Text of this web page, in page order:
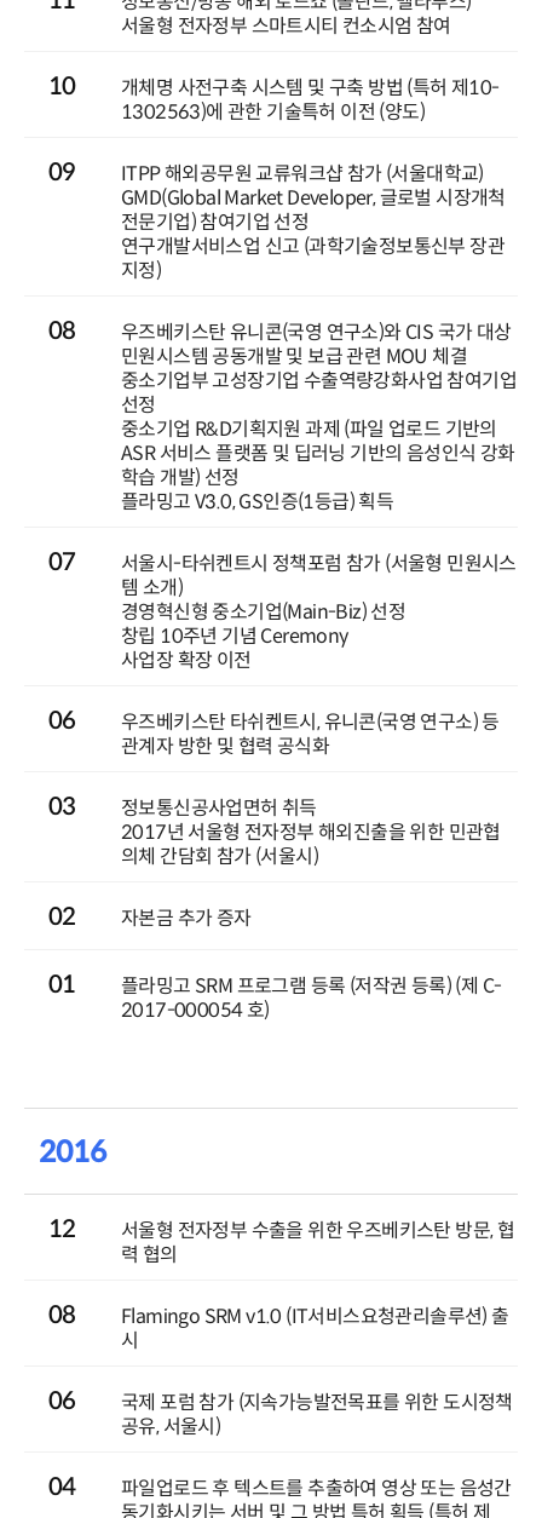
서울형 전자정부 스마트시티 컨소시엄 참여
10
개체명 사전구축 시스템 및 구축 방법 (특허 제10-
1302563)에 관한 기술특허 이전 (양도)
09
ITPP 해외공무원 교류워크샵 참가 (서울대학교)
GMD(Global Market Developer, 글로벌 시장개척
전문기업) 참여기업 선정
연구개발서비스업 신고 (과학기술정보통신부 장관
지정)
08
우즈베키스탄 유니콘(국영 연구소)와 CIS 국가 대상
민원시스템 공동개발 및 보급 관련 MOU 체결
중소기업부 고성장기업 수출역량강화사업 참여기업
선정
중소기업 R&D기획지원 과제 (파일 업로드 기반의
ASR 서비스 플랫폼 및 딥러닝 기반의 음성인식 강화
학습 개발) 선정
플라밍고 V3.0, GS인증(1등급) 획득
07
서울시-타쉬켄트시 정책포럼 참가 (서울형 민원시스
템 소개)
경영혁신형 중소기업(Main-Biz) 선정
창립 10주년 기념 Ceremony
사업장 확장 이전
06
우즈베키스탄 타쉬켄트시, 유니콘(국영 연구소) 등
관계자 방한 및 협력 공식화
03
정보통신공사업면허 취득
2017년 서울형 전자정부 해외진출을 위한 민관협
의체 간담회 참가 (서울시)
02 자본금 추가 증자
01
플라밍고 SRM 프로그램 등록 (저작권 등록) (제 C-
2017-000054 호)
2016
12
서울형 전자정부 수출을 위한 우즈베키스탄 방문, 협
력 협의
08
Flamingo SRM v1.0 (IT서비스요청관리솔루션) 출
시
06
국제 포럼 참가 (지속가능발전목표를 위한 도시정책
공유, 서울시)
04
파일업로드 후 텍스트를 추출하여 영상 또는 음성간
동기화시키는 서버 및 그 방법 특허 획득 (특허 제